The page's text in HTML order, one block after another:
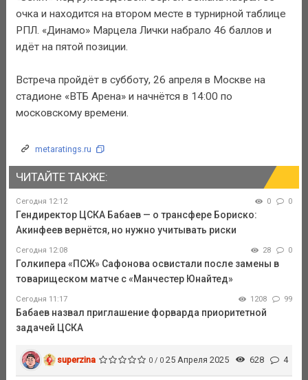
очка и находится на втором месте в турнирной таблице
РПЛ. «Динамо» Марцела Лички набрало 46 баллов и
идёт на пятой позиции.
Встреча пройдёт в субботу, 26 апреля в Москве на
стадионе «ВТБ Арена» и начнётся в 14:00 по
московскому времени.
metaratings.ru
ЧИТАЙТЕ ТАКЖЕ:
Сегодня 12:12 0 0
Гендиректор ЦСКА Бабаев — о трансфере Бориско:
Акинфеев вернётся, но нужно учитывать риски
Сегодня 12:08 28 0
Голкипера «ПСЖ» Сафонова освистали после замены в
товарищеском матче с «Манчестер Юнайтед»
Сегодня 11:17 1208 99
Бабаев назвал приглашение форварда приоритетной
задачей ЦСКА
superzina 0 / 0 25 Апреля 2025 628 4